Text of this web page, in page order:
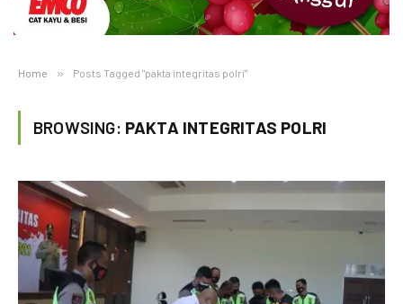
Home » Posts Tagged "pakta integritas polri"
BROWSING: PAKTA INTEGRITAS POLRI